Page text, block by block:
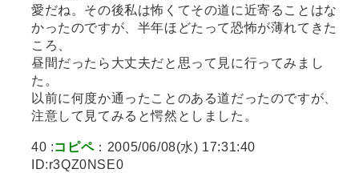
愛だね。その後私は怖くてその道に近寄ることはな
かったのですが、半年ほどたって恐怖が薄れてきた
ころ、
昼間だったら大丈夫だと思って見に行ってみまし
た。
以前に何度か通ったことのある道だったのですが、
注意して見てみると愕然としました。
40 :コピペ：2005/06/08(水) 17:31:40
ID:r3QZ0NSE0